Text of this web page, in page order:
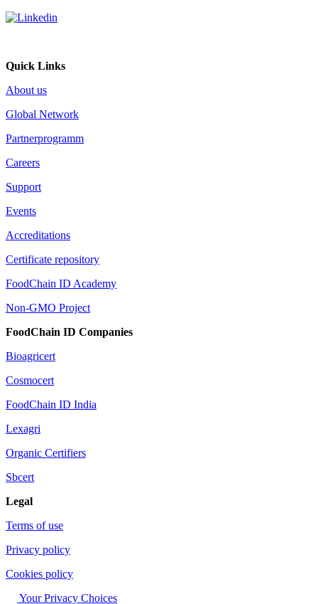
Quick Links
About us
Global Network
Partnerprogramm
Careers
Support
Events
Accreditations
Certificate repository
FoodChain ID Academy
Non-GMO Project
FoodChain ID Companies
Bioagricert
Cosmocert
FoodChain ID India
Lexagri
Organic Certifiers
Sbcert
Legal
Terms of use
Privacy policy
Cookies policy
Your Privacy Choices